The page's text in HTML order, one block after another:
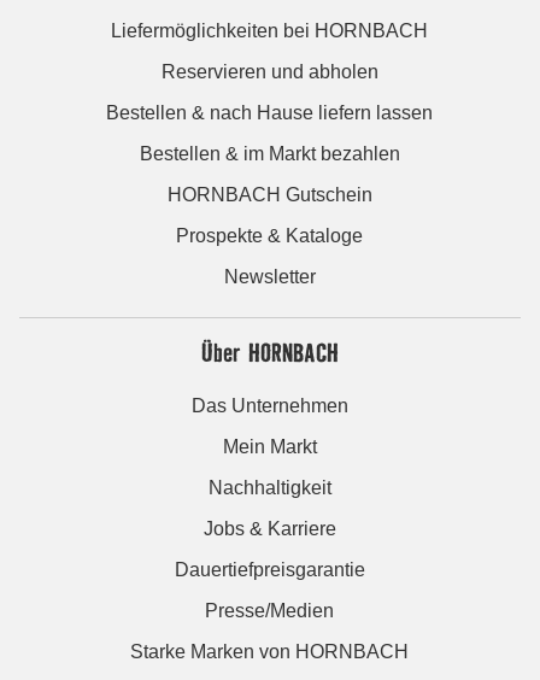
Liefermöglichkeiten bei HORNBACH
Reservieren und abholen
Bestellen & nach Hause liefern lassen
Bestellen & im Markt bezahlen
HORNBACH Gutschein
Prospekte & Kataloge
Newsletter
Über HORNBACH
Das Unternehmen
Mein Markt
Nachhaltigkeit
Jobs & Karriere
Dauertiefpreisgarantie
Presse/Medien
Starke Marken von HORNBACH